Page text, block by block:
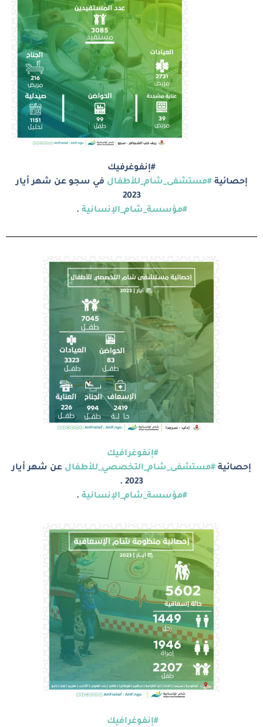
#إنفوغرفيك
إحصائية#مستشفى_شام_للأطفال في سجو عن شهر أيار
2023
#مؤسسة_شام_الإنسانية .
#إنفوغرافيك
إحصائية #مستشفى_شام_التخصصي_للأطفال عن شهر أيار
2023 .
#مؤسسة_شام_الإنسانية .
#إنفوغرافيك